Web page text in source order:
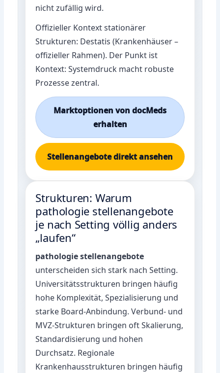
nicht zufällig wird.
Offizieller Kontext stationärer
Strukturen: Destatis (Krankenhäuser –
offizieller Rahmen). Der Punkt ist
Kontext: Systemdruck macht robuste
Prozesse zentral.
Marktoptionen von docMeds
erhalten
Stellenangebote direkt ansehen
Strukturen: Warum
pathologie stellenangebote
je nach Setting völlig anders
„laufen“
pathologie stellenangebote
unterscheiden sich stark nach Setting.
Universitätsstrukturen bringen häufig
hohe Komplexität, Spezialisierung und
starke Board-Anbindung. Verbund- und
MVZ-Strukturen bringen oft Skalierung,
Standardisierung und hohen
Durchsatz. Regionale
Krankenhausstrukturen bringen häufig